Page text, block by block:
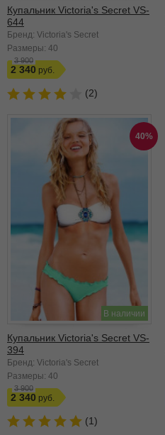
Купальник Victoria's Secret VS-
644
Бренд: Victoria's Secret
Размеры: 40
3 900
2 340
(2)
40%
В наличии
Купальник Victoria's Secret VS-
394
Бренд: Victoria's Secret
Размеры: 40
3 900
2 340
(1)